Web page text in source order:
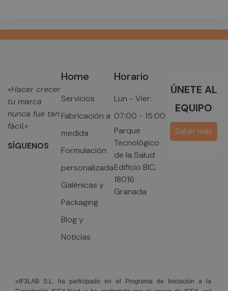
«Hacer crecer
tu marca
nunca fue tan
fácil.»
SÍGUENOS
Home
Servicios
Fabricación a
medida
Formulación
personalizada
Galénicas y
Packaging
Blog y
Noticias
Horario
Lun - Vier:
07:00 - 15:00
Parque
Tecnológico
de la Salud
Edificio BIC,
18016
Granada
ÚNETE AL
EQUIPO
Saber más
«IF3LAB S.L. ha participado en el Programa de Iniciación a la